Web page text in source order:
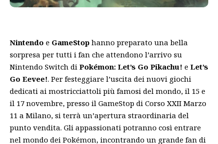
Nintendo e GameStop hanno preparato una bella
sorpresa per tutti i fan che attendono l’arrivo su
Nintendo Switch di Pokémon: Let’s Go Pikachu! e Let’s
Go Eevee!. Per festeggiare l’uscita dei nuovi giochi
dedicati ai mostricciattoli più famosi del mondo, il 15 e
il 17 novembre, presso il GameStop di Corso XXII Marzo
11 a Milano, si terrà un’apertura straordinaria del
punto vendita. Gli appassionati potranno così entrare
nel mondo dei Pokémon, incontrando un grande fan di